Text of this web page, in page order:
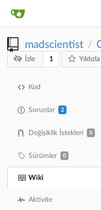
madscientist /
İzle 1 Yıldızla
Kod
Sorunlar 2
Değişiklik İstekleri 0
Sürümler 0
Wiki
Aktivite